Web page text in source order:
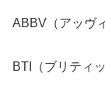
ABBV（アッヴ
BTI（ブリティ